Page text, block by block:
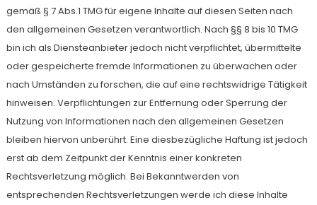
gemäß § 7 Abs.1 TMG für eigene Inhalte auf diesen Seiten nach
den allgemeinen Gesetzen verantwortlich. Nach §§ 8 bis 10 TMG
bin ich als Diensteanbieter jedoch nicht verpflichtet, übermittelte
oder gespeicherte fremde Informationen zu überwachen oder
nach Umständen zu forschen, die auf eine rechtswidrige Tätigkeit
hinweisen. Verpflichtungen zur Entfernung oder Sperrung der
Nutzung von Informationen nach den allgemeinen Gesetzen
bleiben hiervon unberührt. Eine diesbezügliche Haftung ist jedoch
erst ab dem Zeitpunkt der Kenntnis einer konkreten
Rechtsverletzung möglich. Bei Bekanntwerden von
entsprechenden Rechtsverletzungen werde ich diese Inhalte